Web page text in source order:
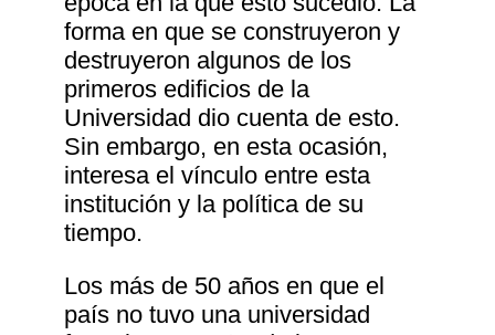
forma en que se construyeron y
destruyeron algunos de los
primeros edificios de la
Universidad dio cuenta de esto.
Sin embargo, en esta ocasión,
interesa el vínculo entre esta
institución y la política de su
tiempo.
Los más de 50 años en que el
país no tuvo una universidad